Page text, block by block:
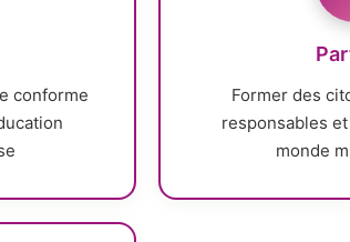
conforme
Former des
responsables
monde